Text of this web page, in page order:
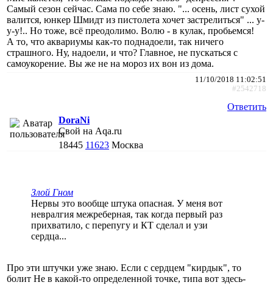
Самый сезон сейчас. Сама по себе знаю. "... осень, лист сухой
валится, юнкер Шмидт из пистолета хочет застрелиться" ... у-
у-у!.. Но тоже, всё преодолимо. Волю - в кулак, пробьемся!
А то, что аквариумы как-то поднадоели, так ничего
страшного. Ну, надоели, и что? Главное, не пускаться с
самоукорение. Вы же не на мороз их вон из дома.
11/10/2018 11:02:51
#2542718
Ответить
DoraNi
Свой на Aqa.ru
18445 11623 Москва
Злой Гном
Нервы это вообще штука опасная. У меня вот
невралгия межреберная, так когда первый раз
прихватило, с перепугу и КТ сделал и узи
сердца...
Про эти штучки уже знаю. Если с сердцем "кирдык", то
болит Не в какой-то определенной точке, типа вот здесь-